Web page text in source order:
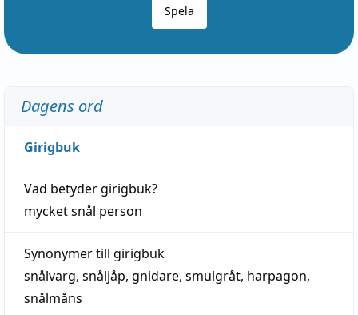
Spela
Dagens ord
Girigbuk
Vad betydergirigbuk?
mycketsnål person
Synonymer till girigbuk
snålvarg, snåljåp, gnidare, smulgråt, harpagon,
snålmåns